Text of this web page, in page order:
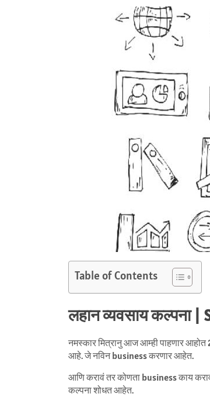
Table of Contents
लहान व्यवसाय कल्पना |
नमस्कार मित्रानु आज आम्ही पाहणार
आहे. जे नविन business करणार आहेत.
आणि करावं तर कोणता business काय
कल्पना शोधत आहेत.